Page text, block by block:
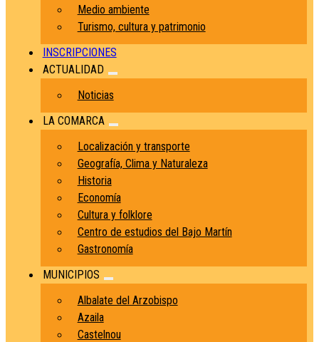
Medio ambiente
Turismo, cultura y patrimonio
INSCRIPCIONES
ACTUALIDAD
Noticias
LA COMARCA
Localización y transporte
Geografía, Clima y Naturaleza
Historia
Economía
Cultura y folklore
Centro de estudios del Bajo Martín
Gastronomía
MUNICIPIOS
Albalate del Arzobispo
Azaila
Castelnou